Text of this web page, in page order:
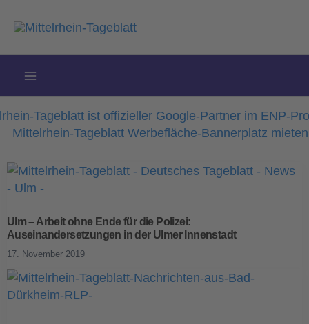
Inhalt
Ulm – Arbeit ohne Ende für die Polizei:
Auseinandersetzungen in der Ulmer Innenstadt
17. November 2019